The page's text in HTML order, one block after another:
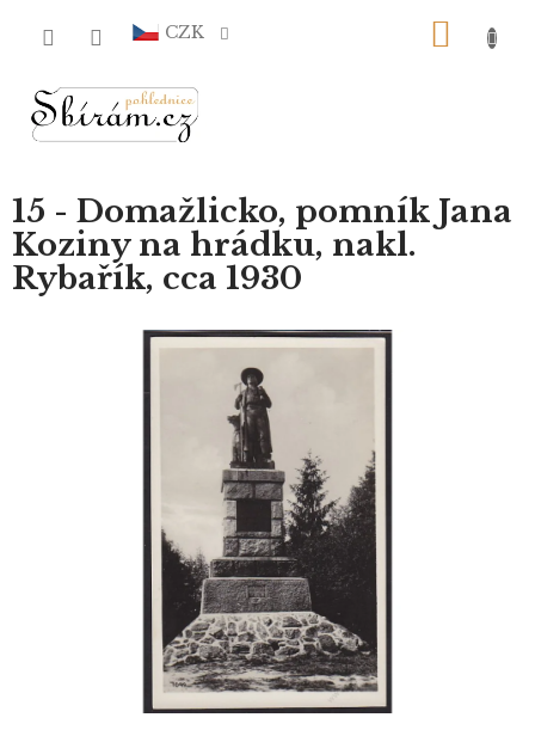
CZK
15 - Domažlicko, pomník Jana
Koziny na hrádku, nakl.
Rybařík, cca 1930